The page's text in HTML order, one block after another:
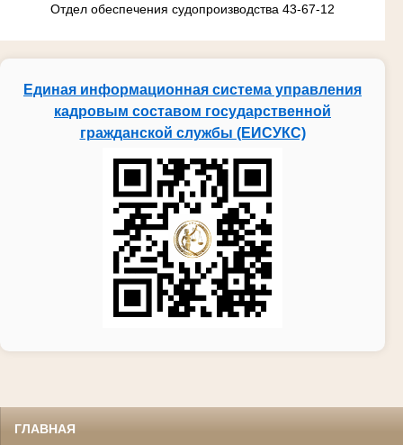
Отдел обеспечения судопроизводства 43-67-12
Единая информационная система управления
кадровым составом государственной
гражданской службы (ЕИСУКС)
ГЛАВНАЯ